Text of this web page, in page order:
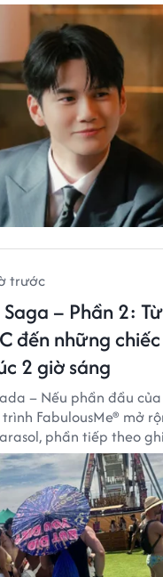
trước
– Phần 2:
đến những
2 giờ sáng
– Nếu phần đầu
FabulousMe® mở
phần tiếp theo
trường đón nhận và
thông thường.